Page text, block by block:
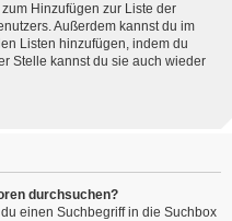
Hinzufügen zur Liste der
Außerdem kannst du im
Listen hinzufügen, indem du
Stelle kannst du sie auch wieder
durchsuchen?
einen Suchbegriff in die Suchbox